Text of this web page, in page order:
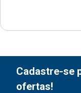
Cadastre-se
ofertas!